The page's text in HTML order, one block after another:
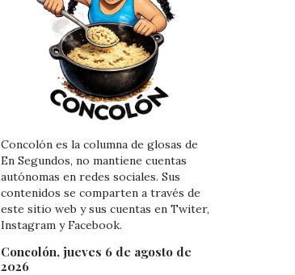
Concolón es la columna de glosas de
En Segundos, no mantiene cuentas
autónomas en redes sociales. Sus
contenidos se comparten a través de
este sitio web y sus cuentas en Twiter,
Instagram y Facebook.
Concolón, jueves 6 de agosto de
2026